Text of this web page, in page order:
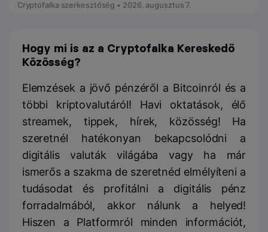
Cryptofalka szerkesztőség • 2026. augusztus 7.
Hogy mi is az a Cryptofalka Kereskedő
Közösség?
Elemzések a jövő pénzéről a Bitcoinról és a
többi kriptovalutáról! Havi oktatások, élő
streamek, tippek, hírek, közösség! Ha
szeretnél hatékonyan bekapcsolódni a
digitális valuták világába vagy ha már
ismerős a szakma de szeretnéd elmélyíteni a
tudásodat és profitálni a digitális pénz
forradalmából, akkor nálunk a helyed!
Hiszen a Platformról minden információt,